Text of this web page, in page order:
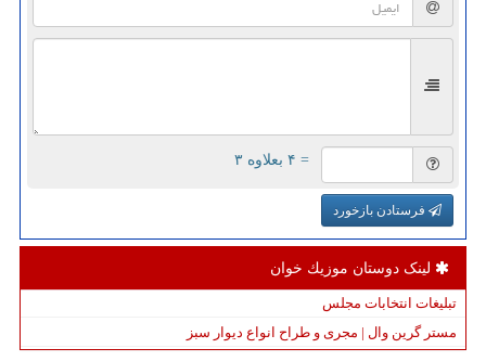
= ۴ بعلاوه ۳
فرستادن بازخورد
لینک دوستان موزیك خوان
تبلیغات انتخابات مجلس
مستر گرین وال | مجری و طراح انواع دیوار سبز